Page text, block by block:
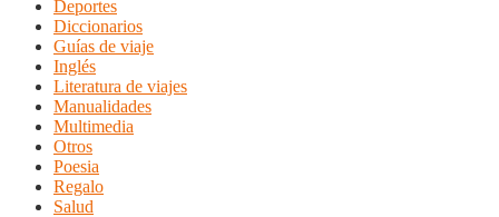
Deportes
Diccionarios
Guías de viaje
Inglés
Literatura de viajes
Manualidades
Multimedia
Otros
Poesia
Regalo
Salud